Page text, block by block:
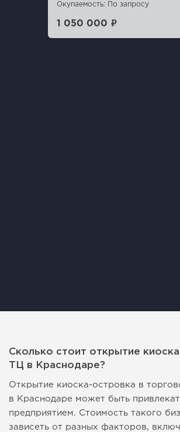
Окупаемость: По запросу
1 050 000 ₽
Сколько стоит открытие
ТЦ в Краснодаре?
Открытие киоска-островка в
в Краснодаре может быть
предприятием. Стоимость такого
зависеть от разных факторов,